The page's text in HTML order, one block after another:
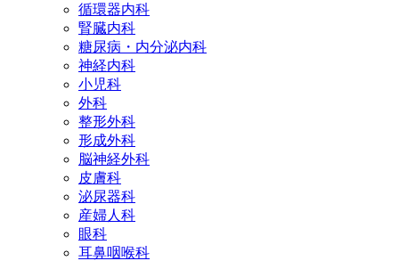
循環器内科
腎臓内科
糖尿病・内分泌内科
神経内科
小児科
外科
整形外科
形成外科
脳神経外科
皮膚科
泌尿器科
産婦人科
眼科
耳鼻咽喉科